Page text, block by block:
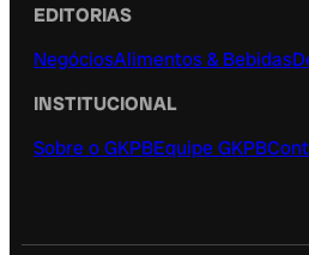
EDITORIAS
NegóciosAlimentos & Bebidas
INSTITUCIONAL
Sobre o GKPBEquipe GKPB